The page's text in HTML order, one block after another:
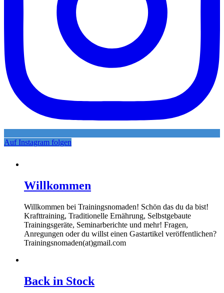
Auf Instagram folgen
Willkommen
Willkommen bei Trainingsnomaden! Schön das du da bist!
Krafttraining, Traditionelle Ernährung, Selbstgebaute
Trainingsgeräte, Seminarberichte und mehr! Fragen,
Anregungen oder du willst einen Gastartikel veröffentlichen?
Trainingsnomaden(at)gmail.com
Back in Stock